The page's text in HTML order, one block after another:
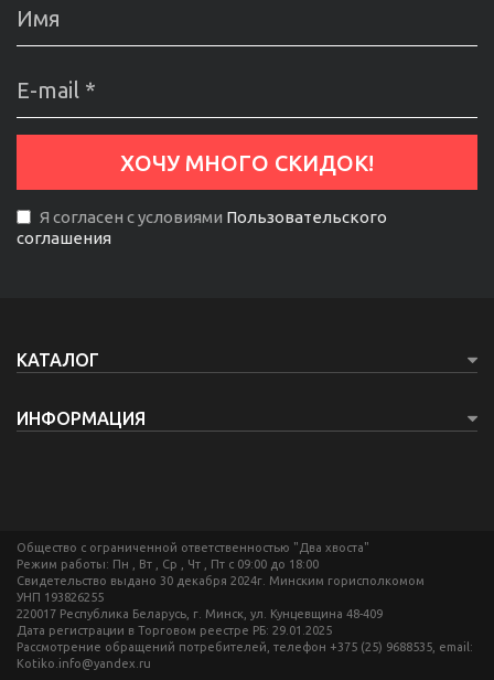
Я согласен с условиями Пользовательского
соглашения
КАТАЛОГ
ИНФОРМАЦИЯ
Общество с ограниченной ответственностью "Два хвоста"
Режим работы: Пн , Вт , Ср , Чт , Пт c 09:00 до 18:00
Свидетельство выдано 30 декабря 2024г. Минским горисполкомом
УНП 193826255
220017 Республика Беларусь, г. Минск, ул. Кунцевщина 48-409
Дата регистрации в Торговом реестре РБ: 29.01.2025
Рассмотрение обращений потребителей, телефон +375 (25) 9688535, email:
Kotiko.info@yandex.ru